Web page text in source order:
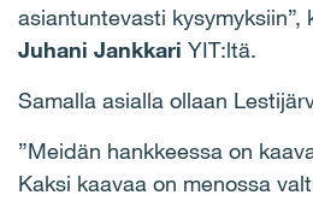
asiantuntevasti kysymyksiin”,
Juhani Jankkari YIT:ltä.
Samalla asialla ollaan
”Meidän hankkeessa on
Kaksi kaavaa on menossa